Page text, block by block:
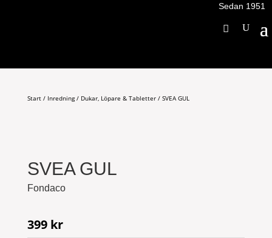
Sedan 1951
Start/ Inredning/ Dukar, Löpare & Tabletter/ SVEA GUL
SVEA GUL
Fondaco
399 kr